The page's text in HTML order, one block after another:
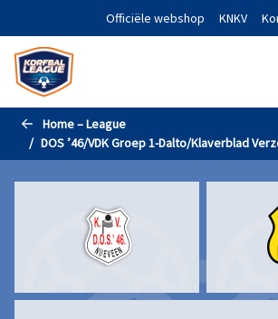
Naar de hoofdinhoud gaanOfficiële webshop KNKV
Home – League
DOS ’46/VDK Groep 1-Dalto/Klaverblad